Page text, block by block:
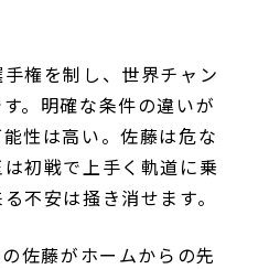
権を制し、世界チャン
。明確な条件の違いが
性は高い。佐藤は危な
初戦で上手く軌道に乗
不安は掻き消せます。
佐藤がホームからの先